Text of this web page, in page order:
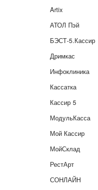
Artix
АТОЛ Пэй
БЭСТ-5.Кассир
Дримкас
Инфоклиника
Кассатка
Кассир 5
МодульКасса
Мой Кассир
МойСклад
РестАрт
СОНЛАЙН